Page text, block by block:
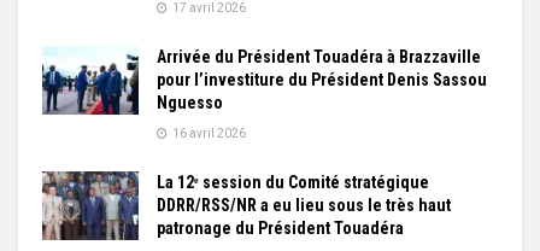
17 avril 2026
Arrivée du Président Touadéra à Brazzaville
pour l’investiture du Président Denis Sassou
Nguesso
16 avril 2026
La 12ᵉ session du Comité stratégique
DDRR/RSS/NR a eu lieu sous le très haut
patronage du Président Touadéra